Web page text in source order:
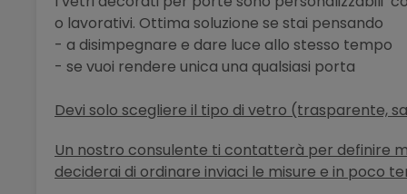
o lavorativi. Ottima soluzione se stai pensando
- a disimpegnare e dare luce allo stesso tempo
- se vuoi rendere unica una qualsiasi porta
Devi solo scegliere il tipo di vetro (trasparente,
Un nostro consulente ti contatterà per definire
deciderai di ordinare inviaci le misure e in poco